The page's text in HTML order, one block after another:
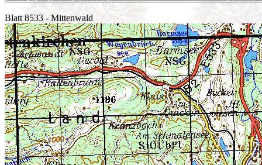
Blatt 8533 - Mittenwald